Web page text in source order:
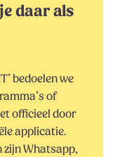
daar als
bedoelen we
of
officieel door
applicatie.
zijn Whatsapp,